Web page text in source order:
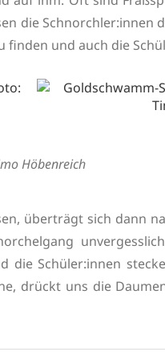
die Schnorchler:innen
finden und auch die
Höbenreich
überträgt sich dann
die Schüler:innen
drückt uns die